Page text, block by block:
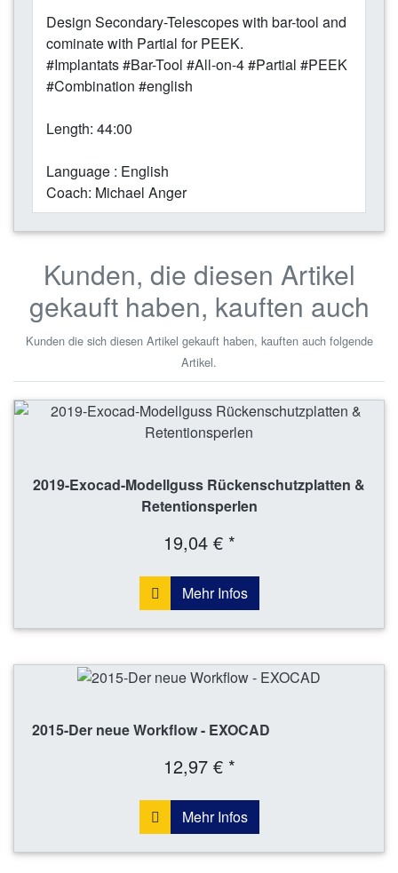
Design Secondary-Telescopes with bar-tool and
cominate with Partial for PEEK.
#Implantats #Bar-Tool #All-on-4 #Partial #PEEK
#Combination #english
Length: 44:00
Language : English
Coach: Michael Anger
Kunden, die diesen Artikel
gekauft haben, kauften auch
Kunden die sich diesen Artikel gekauft haben, kauften auch folgende
Artikel.
2019-Exocad-Modellguss Rückenschutzplatten &
Retentionsperlen
19,04 € *
Mehr Infos
2015-Der neue Workflow - EXOCAD
12,97 € *
Mehr Infos